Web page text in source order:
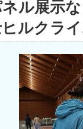
ル展示
ルクラ